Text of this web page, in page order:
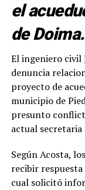
el
de Doima.
El ingeniero civil
denuncia
proyecto de
municipio de
presunto
actual secretaria
Según Acosta,
recibir
cual solicitó